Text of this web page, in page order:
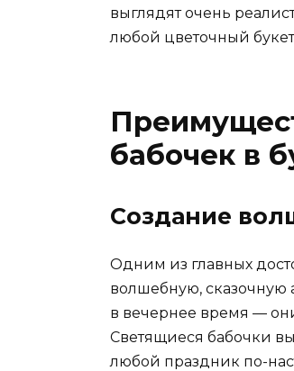
выглядят очень
любой цветочный
бабочек в
Создание
Одним из главных
волшебную, сказочную
в вечернее время —
Светящиеся бабочки
любой праздник по-